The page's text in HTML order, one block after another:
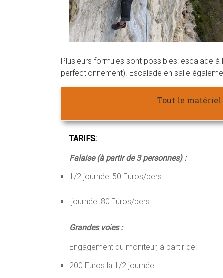
Plusieurs formules sont possibles: escalade à
perfectionnement). Escalade en salle
Tout le matériel
TARIFS:
Falaise (à partir de 3 personnes) :
1/2 journée: 50 Euros/pers
journée: 80 Euros/pers
Grandes voies :
Engagement du moniteur, à partir de:
200 Euros la 1/2 journée